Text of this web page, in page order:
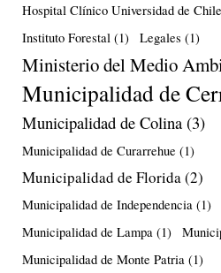
Hospital Clínico Universidad de Chile
Instituto Forestal (1) Legales (1)
Ministerio del Medio
Municipalidad de
Municipalidad de Colina (3)
Municipalidad de Curarrehue (1)
Municipalidad de Florida(2)
Municipalidad de Independencia (1)
Municipalidad de Lampa (1)
Municipalidad de Monte Patria (1)